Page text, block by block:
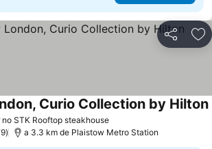
Partilhar
STK Rooftop steakhouseVer preços
Curio Collection by Hilton
a 3.3 km de Plaistow Metro Station